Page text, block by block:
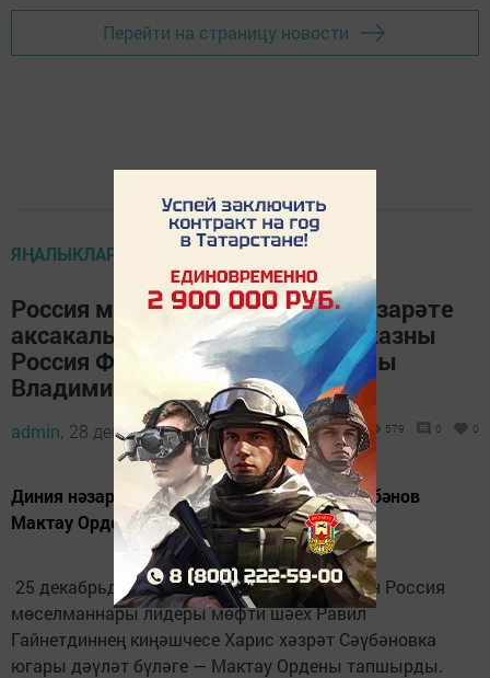
Перейти на страницу новости
ЯҢАЛЫКЛАР ТАСМАСЫ
Россия мөселманнары Диния нәзарәте
аксакалын бүләкләү турында указны
Россия Федерациясе Президенты
Владимир Путин имзалаган иде
admin, 28 декабрь 2020 - 13:57 579 0 0
Диния нәзарәте аксакалы Харис хәзрәт Сәүбәнов
Мактау Ордены белән бүләкләнде
25 декабрьдә Мәскәү мэры Сергей Собянин Россия
мөселманнары лидеры мөфти шәех Равил
Гайнетдиннең киңәшчесе Харис хәзрәт Сәүбәновка
югары дәүләт бүләге — Мактау Ордены тапшырды.